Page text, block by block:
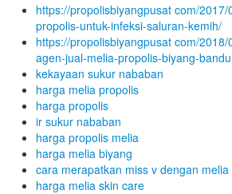
https://propolisbiyangpusat com/
propolis-untuk-infeksi-saluran-kemih/
https://propolisbiyangpusat com/
agen-jual-melia-propolis-biyang-
kekayaan sukur nababan
harga melia propolis
harga propolis
ir sukur nababan
harga propolis melia
harga melia biyang
cara merapatkan miss v dengan melia
harga melia skin care